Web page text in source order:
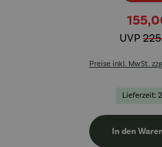
UVP
Preise inkl. MwSt.
Lieferzeit:
In den